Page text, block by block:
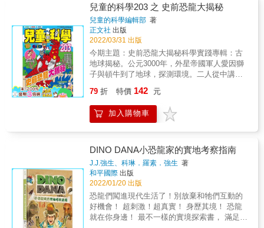
輔以全頁彩色照片介紹，能真實了解恐龍樣貌
與特徵，更能吸引孩子注意力。 3、每種恐龍
均標示生活地點與學名含義、生存年代、食
性，強化認知，方便查閱，快速建立概念。
4、介紹方式淺顯易懂，重點放在恐龍的特徵、
時代、生活習性、棲息環境等，更有和人類身
高體型的比例簡圖對照，一目了然。 5、書末
以恐龍圖像讓孩子玩猜猜看遊戲，既增加孩子
對恐龍的記憶，更增進學習趣味。 6、適讀年
童則加強認知學習，更可當工具書使用。
兒童的科學203 之 史前恐龍大揭秘
兒童的科學編輯部 著
正文社 出版
2022/03/31 出版
今期主題：史前恐龍大揭秘科學實踐專輯：古
地球揭秘。公元3000年，外星帝國軍人愛因獅
子與頓牛到了地球，探測環境。二人從中講解
分佈情況。誰改變了世界：每期介紹一位著名
科學家，講述其生平及偉大發明與發現。這次
介紹在多個領域都涉足研究、被譽為「數學王
里莫亞的苦衷，並從其口中得悉沼地附近有可
疑人物出沒。及後華生到雜貨店寄信時，發現
一個古怪身影，於是尾隨在後，結果竟見
到……？數學偵緝室：愛麗絲與大盜羅蘋。近
來出版的小說《怪盜羅蘋》風靡倫敦，還推出
了供收藏用的人物卡，愛麗絲與同學為如何有
效收集卡牌而苦惱，大偵探會怎樣替其解困？
另外，李大猩為一宗珠寶失竊案找福爾摩斯幫
79 折 特價 142 元
加入購物車
DINO DANA小恐龍家的實地考察指南
J.J.強生、科琳．羅素．強生 著
和平國際 出版
2022/01/20 出版
恐龍們闖進現代生活了！別放棄和牠們互動的
好機會！ 超刺激！超真實！ 身歷其境！ 恐龍
就在你身邊！ 最不一樣的實境探索書， 滿足大